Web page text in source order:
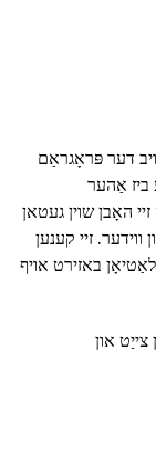
דער פּראָגראַם
אַהער
האָבן שוין געטאן
ווידער. זיי קענען
באזירט אויף
און